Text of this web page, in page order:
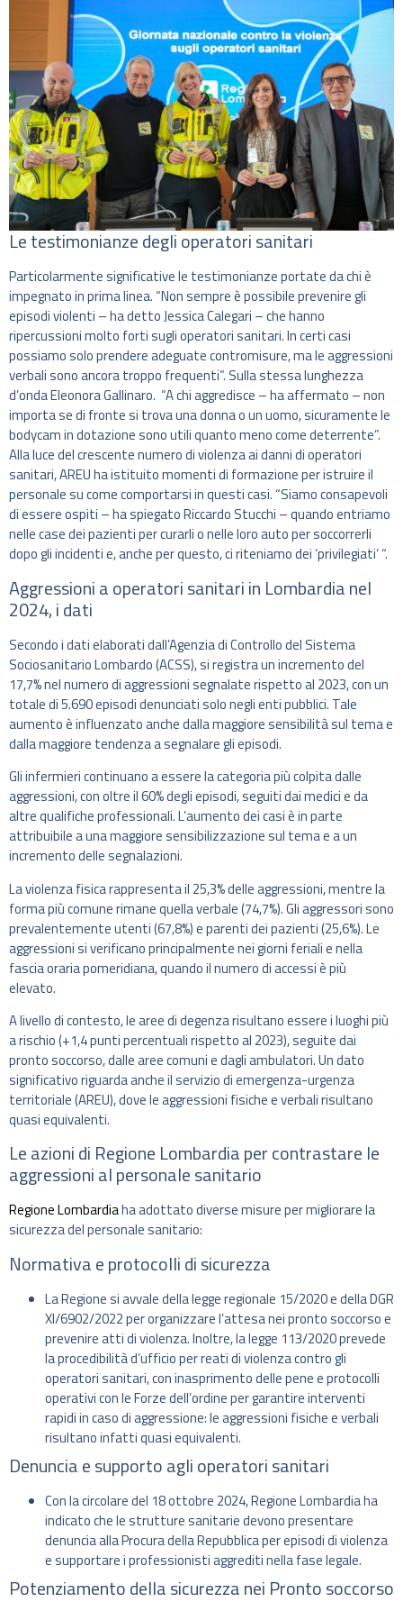
Le testimonianze degli operatori sanitari
Particolarmente significative le testimonianze portate da chi è
impegnato in prima linea. “Non sempre è possibile prevenire gli
episodi violenti – ha detto Jessica Calegari – che hanno
ripercussioni molto forti sugli operatori sanitari. In certi casi
possiamo solo prendere adeguate contromisure, ma le aggressioni
verbali sono ancora troppo frequenti”. Sulla stessa lunghezza
d’onda Eleonora Gallinaro. “A chi aggredisce – ha affermato – non
importa se di fronte si trova una donna o un uomo, sicuramente le
bodycam in dotazione sono utili quanto meno come deterrente”.
Alla luce del crescente numero di violenza ai danni di operatori
sanitari, AREU ha istituito momenti di formazione per istruire il
personale su come comportarsi in questi casi. “Siamo consapevoli
di essere ospiti – ha spiegato Riccardo Stucchi – quando entriamo
nelle case dei pazienti per curarli o nelle loro auto per soccorrerli
dopo gli incidenti e, anche per questo, ci riteniamo dei ‘privilegiati’ “.
Aggressioni a operatori sanitari in Lombardia nel
2024, i dati
Secondo i dati elaborati dall’Agenzia di Controllo del Sistema
Sociosanitario Lombardo (ACSS), si registra un incremento del
17,7% nel numero di aggressioni segnalate rispetto al 2023, con un
totale di 5.690 episodi denunciati solo negli enti pubblici. Tale
aumento è influenzato anche dalla maggiore sensibilità sul tema e
dalla maggiore tendenza a segnalare gli episodi.
Gli infermieri continuano a essere la categoria più colpita dalle
aggressioni, con oltre il 60% degli episodi, seguiti dai medici e da
altre qualifiche professionali. L’aumento dei casi è in parte
attribuibile a una maggiore sensibilizzazione sul tema e a un
incremento delle segnalazioni.
La violenza fisica rappresenta il 25,3% delle aggressioni, mentre la
forma più comune rimane quella verbale (74,7%). Gli aggressori sono
prevalentemente utenti (67,8%) e parenti dei pazienti (25,6%). Le
aggressioni si verificano principalmente nei giorni feriali e nella
fascia oraria pomeridiana, quando il numero di accessi è più
elevato.
A livello di contesto, le aree di degenza risultano essere i luoghi più
a rischio (+1,4 punti percentuali rispetto al 2023), seguite dai
pronto soccorso, dalle aree comuni e dagli ambulatori. Un dato
significativo riguarda anche il servizio di emergenza-urgenza
territoriale (AREU), dove le aggressioni fisiche e verbali risultano
quasi equivalenti.
Le azioni di Regione Lombardia per contrastare le
aggressioni al personale sanitario
Regione Lombardiaha adottato diverse misure per migliorare la
sicurezza del personale sanitario:
Normativa e protocolli di sicurezza
La Regione si avvale della legge regionale 15/2020 e della DGR
XI/6902/2022 per organizzare l’attesa nei pronto soccorso e
prevenire atti di violenza. Inoltre, la legge 113/2020 prevede
la procedibilità d’ufficio per reati di violenza contro gli
operatori sanitari, con inasprimento delle pene e protocolli
operativi con le Forze dell’ordine per garantire interventi
rapidi in caso di aggressione: le aggressioni fisiche e verbali
risultano infatti quasi equivalenti.
Denuncia e supporto agli operatori sanitari
Con la circolare del 18 ottobre 2024, Regione Lombardia ha
indicato che le strutture sanitarie devono presentare
denuncia alla Procura della Repubblica per episodi di violenza
e supportare i professionisti aggrediti nella fase legale.
Potenziamento della sicurezza nei Pronto soccorso